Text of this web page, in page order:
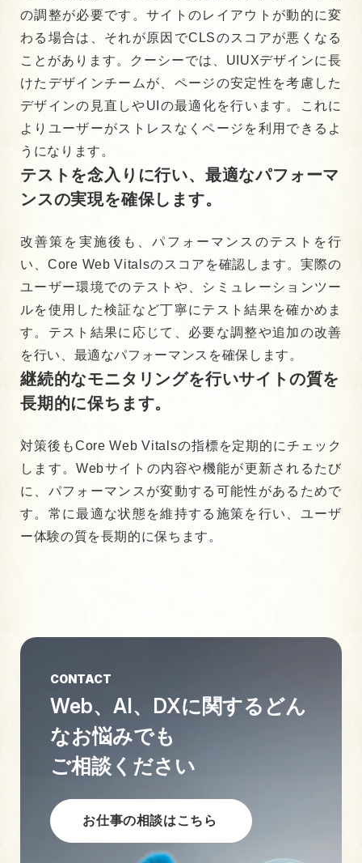
の調整が必要です。サイトのレイアウトが動的に変
わる場合は、それが原因でCLSのスコアが悪くなる
ことがあります。クーシーでは、UIUXデザインに長
けたデザインチームが、ページの安定性を考慮した
デザインの見直しやUIの最適化を行います。これに
よりユーザーがストレスなくページを利用できるよ
うになります。
テストを念入りに行い、 最適なパフォーマ
ンスの実現を確保します。
改善策を実施後も、パフォーマンスのテストを行
い、Core Web Vitalsのスコアを確認します。実際の
ユーザー環境でのテストや、シミュレーションツー
ルを使用した検証など丁寧にテスト結果を確かめま
す。テスト結果に応じて、必要な調整や追加の改善
を行い、最適なパフォーマンスを確保します。
継続的なモニタリングを行いサイトの質を
長期的に保ちます。
対策後もCore Web Vitalsの指標を定期的にチェック
します。Webサイトの内容や機能が更新されるたび
に、パフォーマンスが変動する可能性があるためで
す。常に最適な状態を維持する施策を行い、ユーザ
ー体験の質を長期的に保ちます。
CONTACT
Web、AI、DXに関する どん
なお悩みでも
ご相談ください
お仕事の相談はこちら